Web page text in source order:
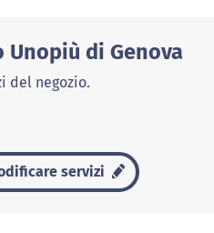
di Genova
del negozio.
servizi